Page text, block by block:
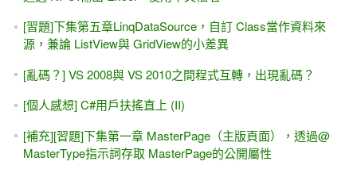
[團購] ASP.NET專題實務 (VS2017) 上下兩集 1220元含郵
VS 2017上面找不到 .NET 4.7 ?
[線上直播 遠距教學] 9/24週日班, ASP.NET入門實戰 +
ADO.NET進階
Day 6 - 自己寫程式連結資料庫 & 跨平台(Web + Windows)範
例